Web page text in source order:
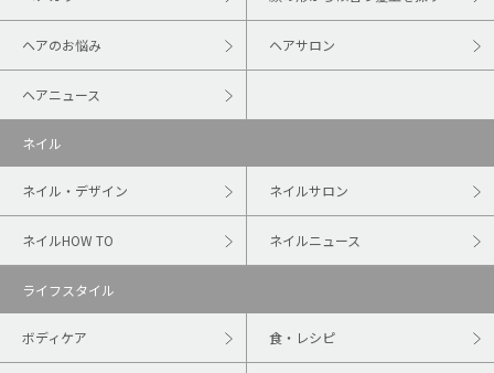
ヘアのお悩み ヘアサロン
ヘアニュース
ネイル
ネイル・デザイン ネイルサロン
ネイルHOW TO ネイルニュース
ライフスタイル
ボディケア 食・レシピ